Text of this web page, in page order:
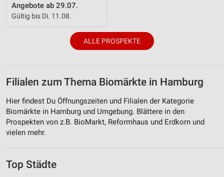
Angebote ab 29.07.
Gültig bis Di. 11.08.
ALLE PROSPEKTE
Filialen zum Thema Biomärkte in Hamburg
Hier findest Du Öffnungszeiten und Filialen der Kategorie
Biomärkte in Hamburg und Umgebung. Blättere in den
Prospekten von z.B. BioMarkt, Reformhaus und Erdkorn und
vielen mehr.
Top Städte